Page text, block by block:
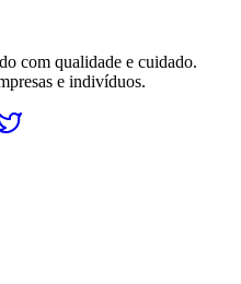
com qualidade e cuidado.
e indivíduos.